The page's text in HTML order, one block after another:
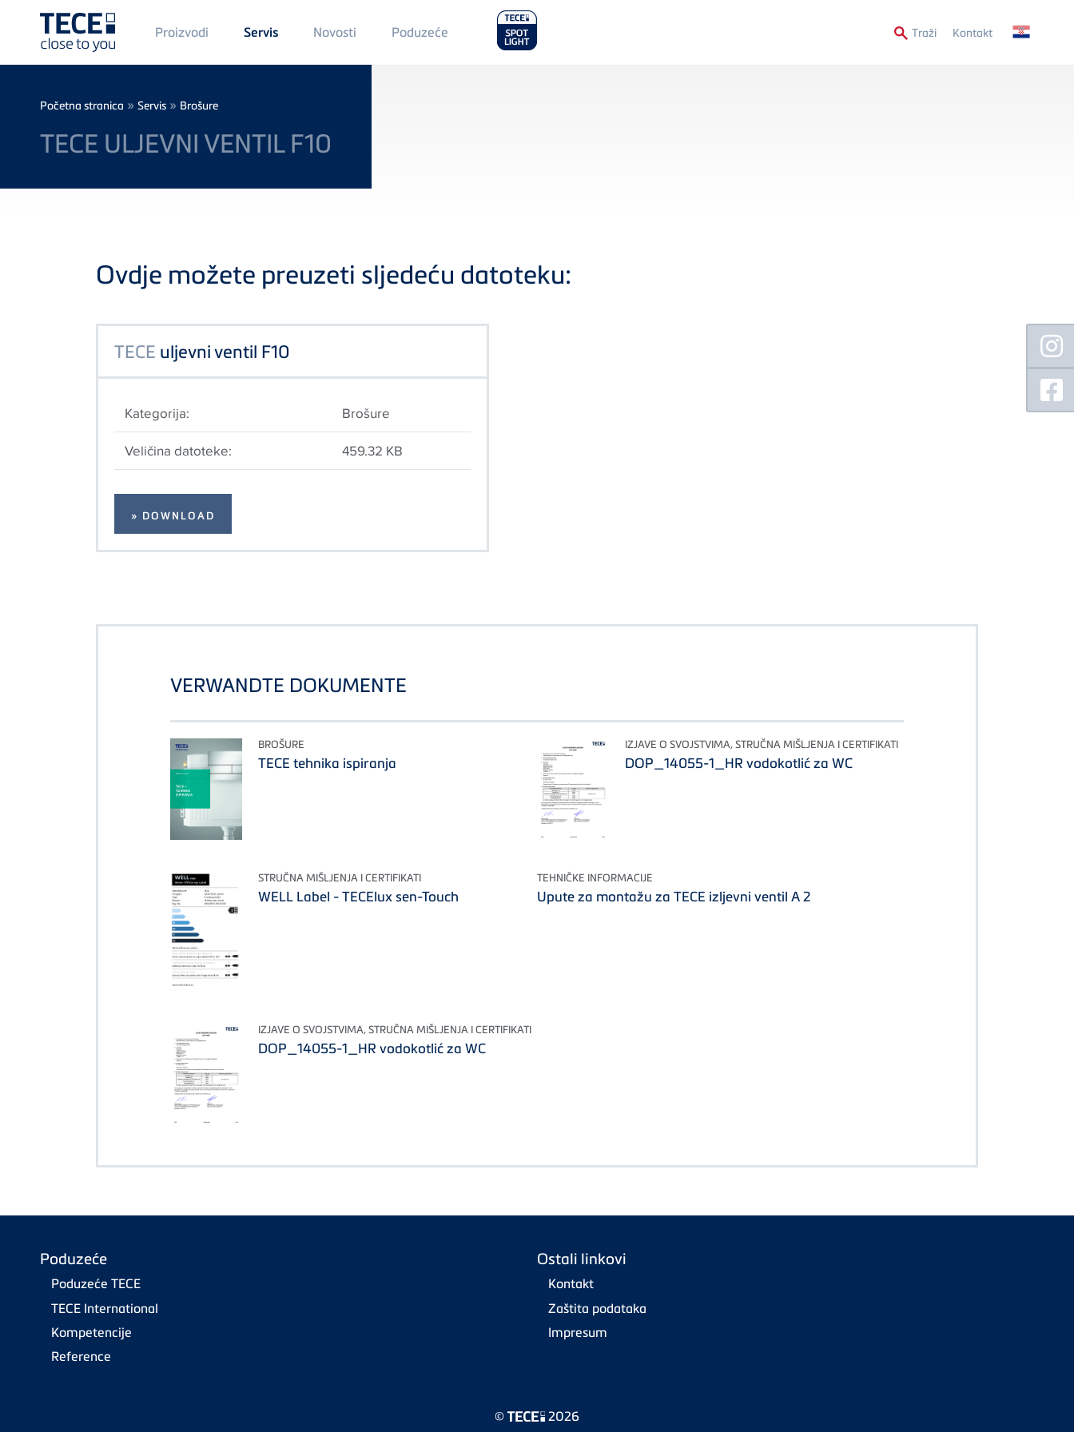
Main
Menü
1
Proizvodi Servis Novosti Main
Menu
Poduzeće TražiSecondary
Kontakt
Breadcrumb
Početna stranica » Servis » Brošure
TECE ULJEVNI VENTIL F10
Ovdje možete preuzeti sljedeću datoteku:
TECE uljevni ventil F10
Kategorija:
Brošure
Veličina datoteke:
459.32 KB
» DOWNLOAD
VERWANDTE DOKUMENTE
BROŠURE
TECE tehnika ispiranja
IZJAVE O SVOJSTVIMA, STRUČNA MIŠLJENJA I CERTIFIKATI
DOP_14055-1_HR vodokotlić za WC
STRUČNA MIŠLJENJA I CERTIFIKATI
WELL Label - TECElux sen-Touch
TEHNIČKE INFORMACIJE
Upute za montažu za TECE izljevni ventil A 2
IZJAVE O SVOJSTVIMA, STRUČNA MIŠLJENJA I CERTIFIKATI
DOP_14055-1_HR vodokotlić za WC
Poduzeće
Poduzeće TECE
TECE International
Kompetencije
Reference
Ostali linkovi
Kontakt
Zaštita podataka
Impresum
Floating
© 2026